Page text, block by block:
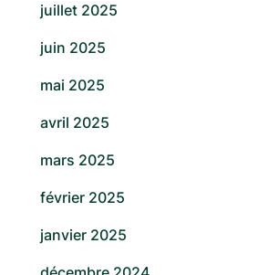
juillet 2025
juin 2025
mai 2025
avril 2025
mars 2025
février 2025
janvier 2025